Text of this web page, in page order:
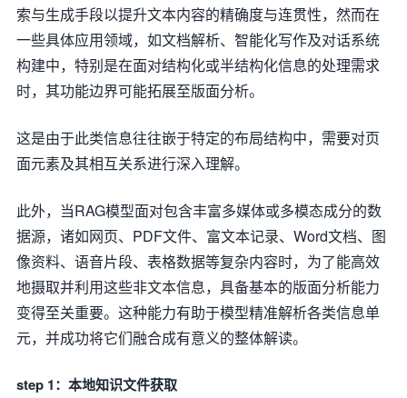
索与生成手段以提升文本内容的精确度与连贯性，然而在
一些具体应用领域，如文档解析、智能化写作及对话系统
构建中，特别是在面对结构化或半结构化信息的处理需求
时，其功能边界可能拓展至版面分析。
这是由于此类信息往往嵌于特定的布局结构中，需要对页
面元素及其相互关系进行深入理解。
此外，当RAG模型面对包含丰富多媒体或多模态成分的数
据源，诸如网页、PDF文件、富文本记录、Word文档、图
像资料、语音片段、表格数据等复杂内容时，为了能高效
地摄取并利用这些非文本信息，具备基本的版面分析能力
变得至关重要。这种能力有助于模型精准解析各类信息单
元，并成功将它们融合成有意义的整体解读。
step 1：本地知识文件获取